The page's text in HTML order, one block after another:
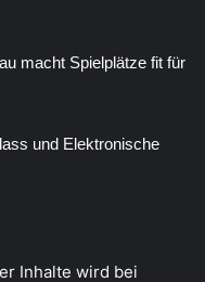
macht Spielplätze fit für
und Elektronische
Inhalte wird bei